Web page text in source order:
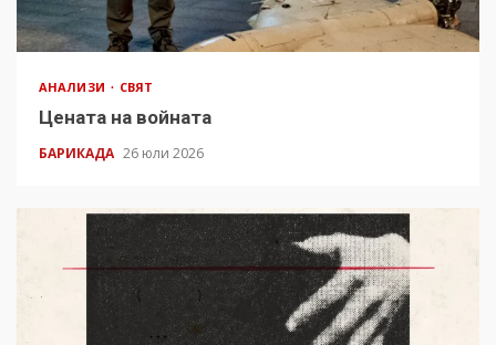
АНАЛИЗИ СВЯТ
Цената на войната
БАРИКАДА 26 юли 2026